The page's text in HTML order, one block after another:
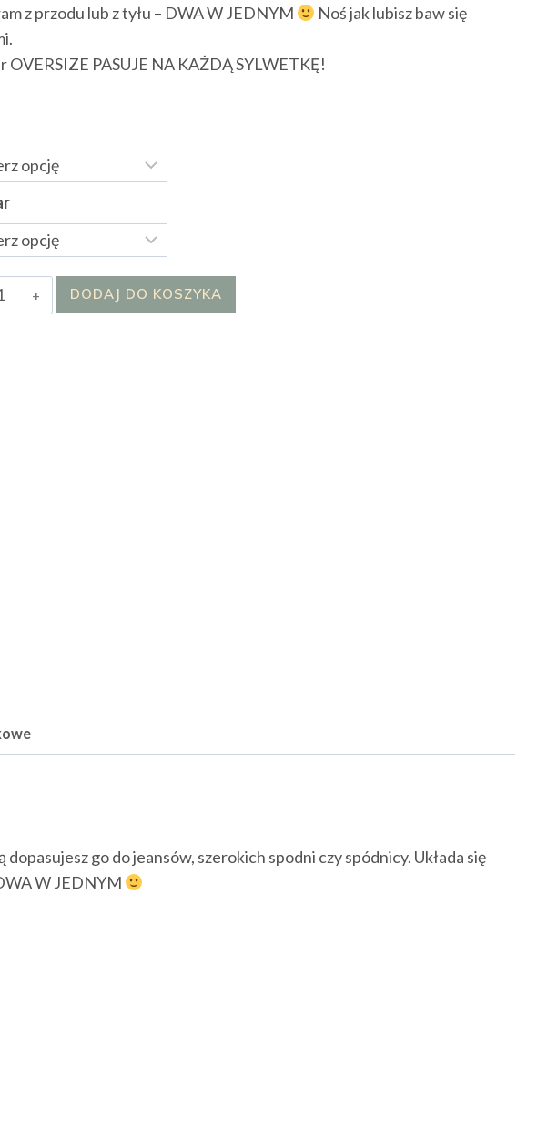
z przodu lub z tyłu – DWA W JEDNYM
Noś jak lubisz baw się
OVERSIZE PASUJE NA KAŻDĄ SYLWETKĘ!
DODAJ DO KOSZYKA
go do jeansów, szerokich spodni czy spódnicy. Układa się
W JEDNYM